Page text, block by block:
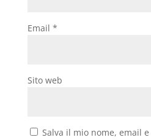
Email *
Sito web
Salva il mio nome, email